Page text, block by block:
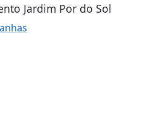
Jardim Por do Sol